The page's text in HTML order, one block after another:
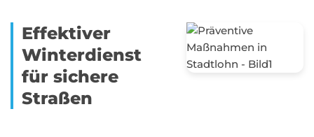
Effektiver
Winterdienst
für sichere
Straßen